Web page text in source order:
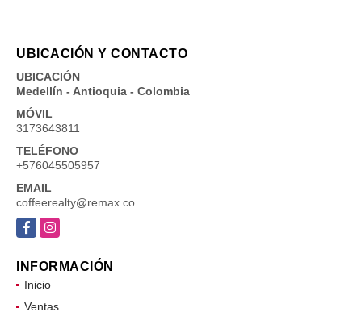
UBICACIÓN Y CONTACTO
UBICACIÓN
Medellín - Antioquia - Colombia
MÓVIL
3173643811
TELÉFONO
+576045505957
EMAIL
coffeerealty@remax.co
FacebookInstagram
INFORMACIÓN
Inicio
Ventas